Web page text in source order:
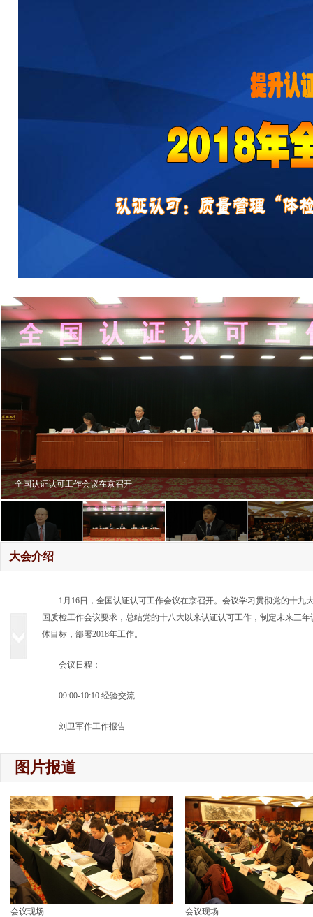
国家认监委副主任刘卫军
大会介绍
1月16日，全国认证认可工作会议在京召开。会议学习贯彻党的十九
国质检工作会议要求，总结党的十八大以来认证认可工作，制定未来三
体目标，部署2018年工作。
会议日程：
09:00-10:10 经验交流
刘卫军作工作报告
支树平局长讲话
16:30-17:00 刘卫军作会议总结
图片报道
会议现场 会议现场